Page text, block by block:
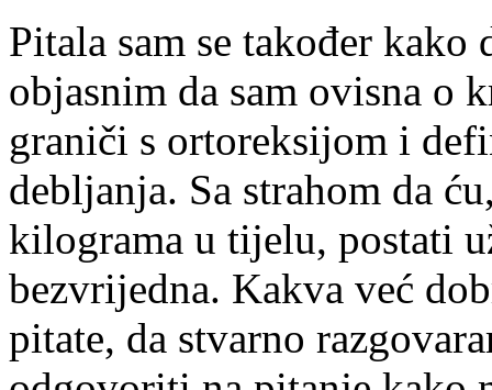
Pitala sam se također
objasnim da sam ovisna o
graniči s ortoreksijom i
debljanja. Sa strahom da
kilograma u tijelu, postati
bezvrijedna. Kakva već
pitate, da stvarno